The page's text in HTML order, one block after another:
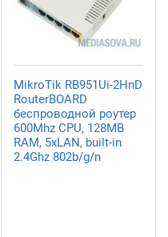
MikroTik RB951Ui-2HnD
RouterBOARD
беспроводной роутер
600Mhz CPU, 128MB
RAM, 5xLAN, built-in
2.4Ghz 802b/g/n